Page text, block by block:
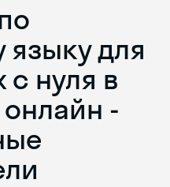
языку для
нуля в
-